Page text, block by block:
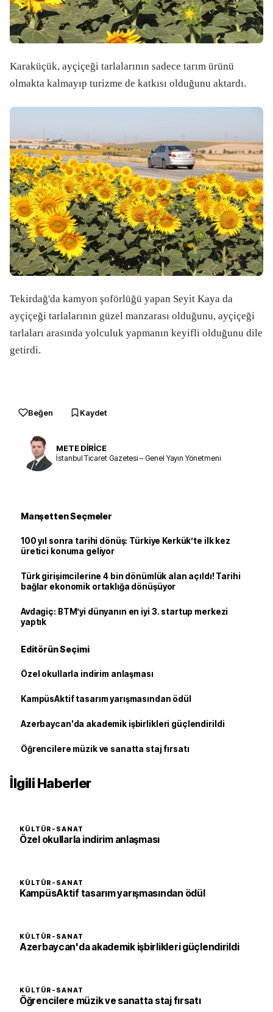
Karaküçük, ayçiçeği tarlalarının sadece tarım ürünü
olmakta kalmayıp turizme de katkısı olduğunu aktardı.
Tekirdağ'da kamyon şoförlüğü yapan Seyit Kaya da
ayçiçeği tarlalarının güzel manzarası olduğunu, ayçiçeği
tarlaları arasında yolculuk yapmanın keyifli olduğunu dile
getirdi.
Beğen Kaydet
METE DİRİCE
İstanbul Ticaret Gazetesi – Genel Yayın Yönetmeni
Manşetten Seçmeler
100 yıl sonra tarihi dönüş: Türkiye Kerkük’te ilk kez
üretici konuma geliyor
Türk girişimcilerine 4 bin dönümlük alan açıldı! Tarihi
bağlar ekonomik ortaklığa dönüşüyor
Avdagiç: BTM’yi dünyanın en iyi 3. startup merkezi
yaptık
Editörün Seçimi
Özel okullarla indirim anlaşması
KampüsAktif tasarım yarışmasından ödül
Azerbaycan'da akademik işbirlikleri güçlendirildi
Öğrencilere müzik ve sanatta staj fırsatı
İlgili Haberler
KÜLTÜR-SANAT
Özel okullarla indirim anlaşması
KÜLTÜR-SANAT
KampüsAktif tasarım yarışmasından ödül
KÜLTÜR-SANAT
Azerbaycan'da akademik işbirlikleri güçlendirildi
KÜLTÜR-SANAT
Öğrencilere müzik ve sanatta staj fırsatı